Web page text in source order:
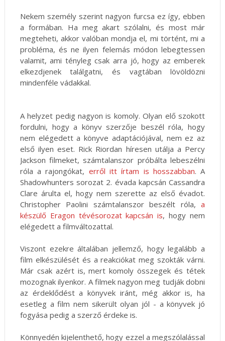
Nekem személy szerint nagyon furcsa ez így, ebben
a formában. Ha meg akart szólalni, és most már
megteheti, akkor valóban mondja el, mi történt, mi a
probléma, és ne ilyen felemás módon lebegtessen
valamit, ami tényleg csak arra jó, hogy az emberek
elkezdjenek találgatni, és vagtában lövöldözni
mindenféle vádakkal.
A helyzet pedig nagyon is komoly. Olyan elő szokott
fordulni, hogy a könyv szerzője beszél róla, hogy
nem elégedett a könyve adaptációjával, nem ez az
első ilyen eset. Rick Riordan híresen utálja a Percy
Jackson filmeket, számtalanszor próbálta lebeszélni
róla a rajongókat, erről itt írtam is hosszabban. A
Shadowhunters sorozat 2. évada kapcsán Cassandra
Clare árulta el, hogy nem szerette az első évadot.
Christopher Paolini számtalanszor beszélt róla,a
készülő Eragon tévésorozat kapcsán is, hogy nem
elégedett a filmváltozattal.
Viszont ezekre általában jellemző, hogy legalább a
film elkészülését és a reakciókat meg szokták várni.
Már csak azért is, mert komoly összegek és tétek
mozognak ilyenkor. A filmek nagyon meg tudják dobni
az érdeklődést a könyvek iránt, még akkor is, ha
esetleg a film nem sikerült olyan jól - a könyvek jó
fogyása pedig a szerző érdeke is.
Könnyedén kijelenthető, hogy ezzel a megszólalással